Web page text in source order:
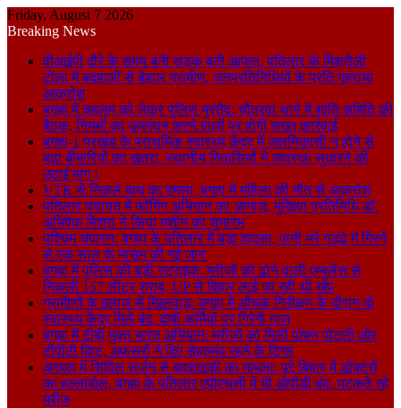
Friday, August 7 2026
Breaking News
वीआईपी दौरे के समय बनी सड़क बनी आफत, पतिलार के मिश्रौली
टोला में बदहाली से बेहाल ग्रामीण, जनप्रतिनिधियों के प्रति गहराया
आक्रोश
बगहा में चहलूम को लेकर पुलिस मुस्तैद: चौतरवा थाने में शांति समिति की
बैठक, नियमों का उल्लंघन करने वालों पर होगी सख्त कार्रवाई
बगहा-1 प्रखंड के प्राथमिक स्वास्थ्य केंद्र में जलनिकासी न होने से
बढ़ा बीमारियों का खतरा, स्थानीय निवासियों ने व्यवस्था सुधारने की
उठाई मांग।
VTR से निकले बाघ का हमला, बगहा में महिला की मौत से आक्रोश
पतिलार पंचायत में फॉगिंग अभियान का आगाज, मुखिया प्रतिनिधि डॉ.
अभिषेक मिश्रा ने किया मशीन का शुभारंभ
पश्चिम चंपारण: बगहा के पतिलार में बड़ा हादसा, पानी भरे गड्ढे में गिरने
से एक साल के मासूम की गई जान
बगहा में पुलिस की बड़ी स्ट्राइक: मरीजों को ढोने वाली एम्बुलेंस से
निकली 157 लीटर शराब, UP से बिहार लाई जा रही थी खेप
ग्रामीणों के इलाज से खिलवाड़: बगहा में औचक निरीक्षण के दौरान दो
स्वास्थ्य केंद्र मिले बंद, दोषी कर्मियों पर गिरेगी गाज
बगहा में टीबी मुक्त भारत अभियान: मरीजों को मिली पोषण पोटली और
टीपीटी किट, अफसरों ने दिए सेहतमंद रहने के टिप्स
अरवल में सिविल सर्जन से बदसलूकी का मामला: पूरे बिहार में डॉक्टरों
का हल्लाबोल, बगहा के पतिलार एपीएचसी में भी ओपीडी बंद, भटकते रहे
मरीज